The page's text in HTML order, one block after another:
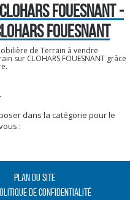
FOUESNANT -
FOUESNANT
de Terrain à vendre
sur CLOHARS FOUESNANT grâce
dans la catégorie pour le
:
Plan du site
de confidentialité